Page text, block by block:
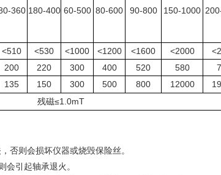
360 180-400 60-500 80-600 90-800 150-1000
<510 <530 <1000 <1200 <1600 <2000
200 220 300 400 520 580
135 150 300 500 800 12000
残磁≤1.0mT
否则会损坏仪器或烧毁保险丝。
引起轴承退火。